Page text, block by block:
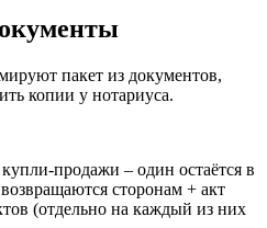
пакет из документов,
копии у нотариуса.
продажи – один остаётся в
сторонам + акт
(отдельно на каждый из них